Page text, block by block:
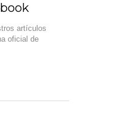
artículos
oficial de